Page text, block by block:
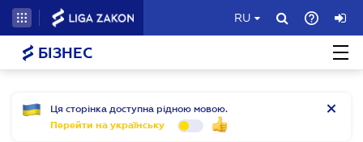
RU
БІЗНЕС
Ця сторінка доступна рідною мовою.
Перейти на українську